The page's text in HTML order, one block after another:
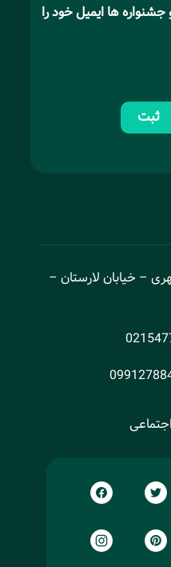
ها ایمیل خود را
ثبت
– خیابان لارستان –